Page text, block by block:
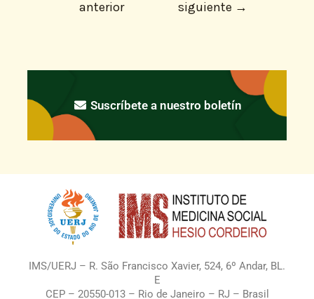
anterior
siguiente →
Suscríbete a nuestro boletín
IMS/UERJ – R. São Francisco Xavier, 524, 6º Andar, BL.
E
CEP – 20550-013 – Rio de Janeiro – RJ – Brasil